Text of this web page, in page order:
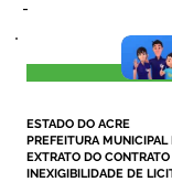
-
ESTADO DO ACRE
PREFEITURA
EXTRATO DO CONTRATO
INEXIGIBILIDADE DE